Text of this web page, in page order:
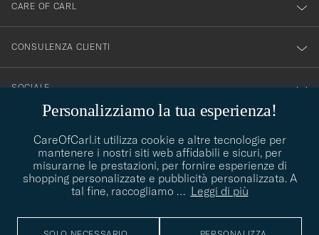
Personalizziamo la tua esperienza!
CareOfCarl.it utilizza cookie e altre tecnologie per
mantenere i nostri siti web affidabili e sicuri, per
misurarne le prestazioni, per fornire esperienze di
shopping personalizzate e pubblicità personalizzata. A
tal fine, raccogliamo … Leggi di più
CARE OF CARL
CONSULENZA CLIENTI
SOCIALE
contact@careofcarl.com
CONSIGLI DI STILE